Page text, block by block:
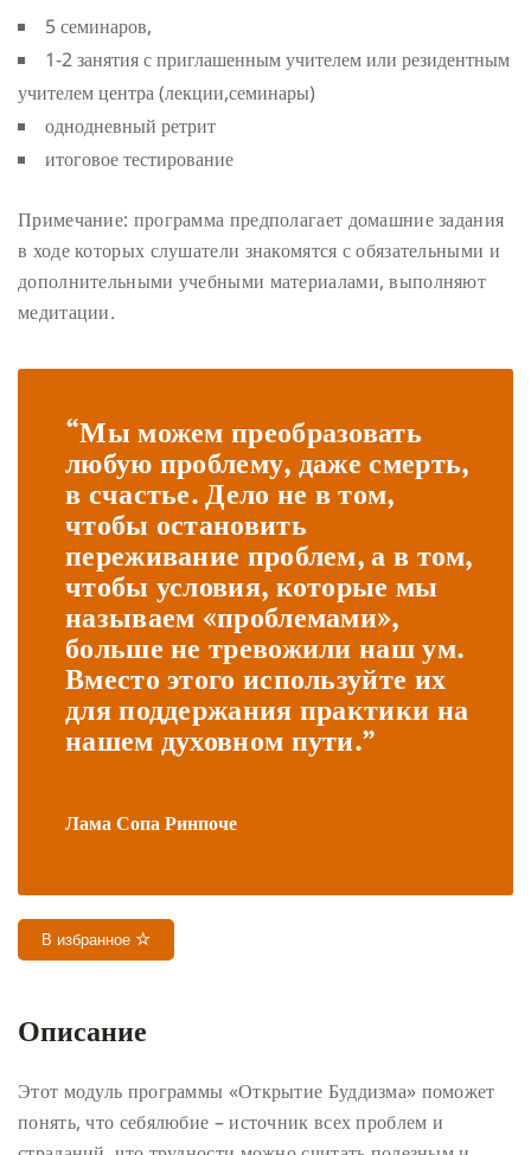
5 семинаров,
1-2 занятия с приглашенным учителем или резидентным
учителем центра (лекции,семинары)
однодневный ретрит
итоговое тестирование
Примечание: программа предполагает домашние задания
в ходе которых слушатели знакомятся с обязательными и
дополнительными учебными материалами, выполняют
медитации.
“Мы можем преобразовать
любую проблему, даже смерть,
в счастье. Дело не в том,
чтобы остановить
переживание проблем, а в том,
чтобы условия, которые мы
называем «проблемами»,
больше не тревожили наш ум.
Вместо этого используйте их
для поддержания практики на
нашем духовном пути.”
Лама Сопа Ринпоче
В избранное
Описание
Этот модуль программы «Открытие Буддизма» поможет
понять, что себялюбие – источник всех проблем и